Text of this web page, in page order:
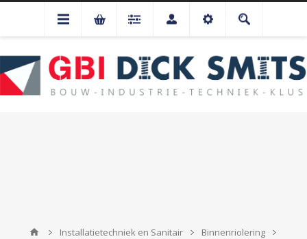
Installatietechniek en Sanitair
Binnenriolering